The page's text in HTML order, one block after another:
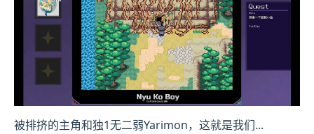
被排挤的主角和独1无二弱Yarimon，这就是我们...